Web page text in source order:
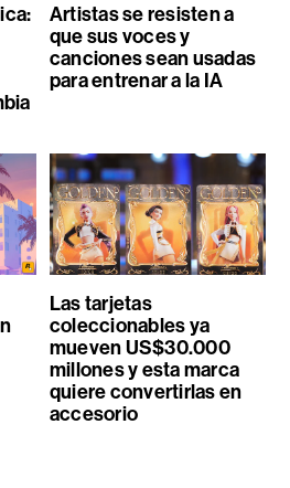
Artistas se resisten a
que sus voces y
canciones sean usadas
para entrenar a la IA
Las tarjetas
coleccionables ya
mueven US$30.000
millones y esta marca
quiere convertirlas en
accesorio